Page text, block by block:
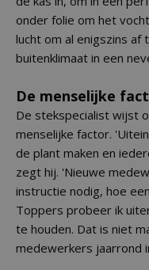
onder folie om het
lucht om al enigszins af
buitenklimaat in een
De menselijke
De stekspecialist wijst
menselijke factor.
de plant maken en
zegt hij. 'Nieuwe
instructie nodig, hoe
Toppers probeer ik
te houden. Dat is niet
medewerkers jaarrond